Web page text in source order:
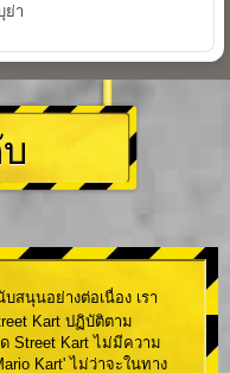
ย่า
นุนอย่างต่อเนื่อง เรา
Kart ปฏิบัติตาม
Street Kart ไม่มีความ
Kart' ไม่ว่าจะในทาง